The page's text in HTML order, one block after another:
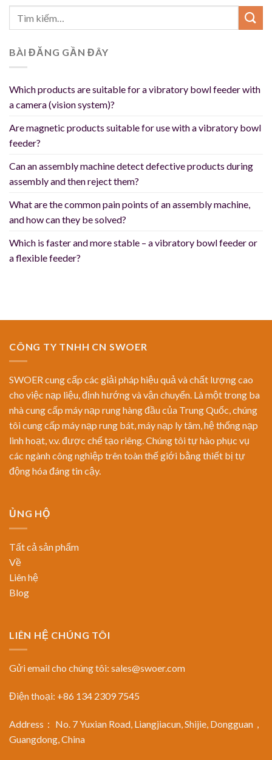
BÀI ĐĂNG GẦN ĐÂY
Which products are suitable for a vibratory bowl feeder with
a camera (vision system)?
Are magnetic products suitable for use with a vibratory bowl
feeder?
Can an assembly machine detect defective products during
assembly and then reject them?
What are the common pain points of an assembly machine,
and how can they be solved?
Which is faster and more stable – a vibratory bowl feeder or
a flexible feeder?
CÔNG TY TNHH CN SWOER
SWOER cung cấp các giải pháp hiệu quả và chất lượng cao
cho việc nạp liệu, định hướng và vận chuyển. Là một trong ba
nhà cung cấp máy nạp rung hàng đầu của Trung Quốc, chúng
tôi cung cấp máy nạp rung bát, máy nạp ly tâm, hệ thống nạp
linh hoạt, v.v. được chế tạo riêng. Chúng tôi tự hào phục vụ
các ngành công nghiệp trên toàn thế giới bằng thiết bị tự
động hóa đáng tin cậy.
ỦNG HỘ
Tất cả sản phẩm
Về
Liên hệ
Blog
LIÊN HỆ CHÚNG TÔI
Gửi email cho chúng tôi: sales@swoer.com
Điện thoại: +86 134 2309 7545
Address： No. 7 Yuxian Road, Liangjiacun, Shijie, Dongguan，
Guangdong, China